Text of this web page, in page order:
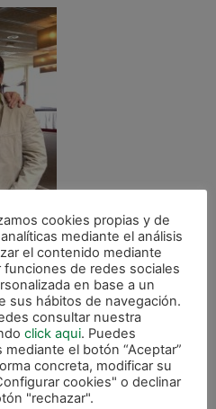
Imanol Arregui recibe el prestigioso galardón «Ramón Cobo»
cookies propias y de
mediante el análisis
el contenido mediante
de redes sociales
en base a un
sus hábitos de navegación.
consultar nuestra
click aqui. Puedes
el botón “Aceptar”
concreta, modificar su
cookies" o declinar
"rechazar".